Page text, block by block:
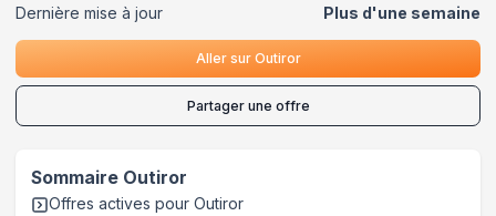
Dernière mise à jour
Plus d'une semaine
Aller sur Outiror
Partager une offre
Sommaire Outiror
Offres actives pour Outiror